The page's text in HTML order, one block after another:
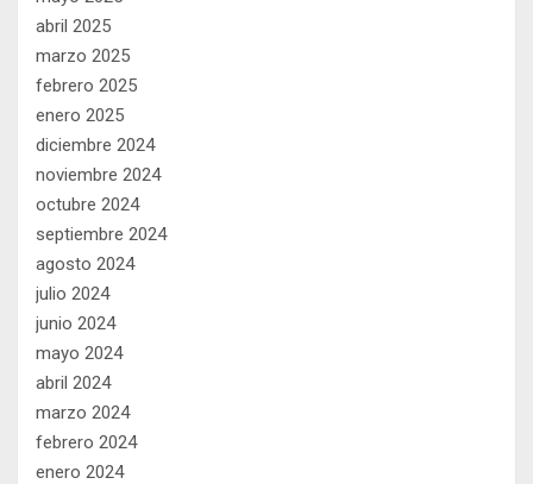
abril 2025
marzo 2025
febrero 2025
enero 2025
diciembre 2024
noviembre 2024
octubre 2024
septiembre 2024
agosto 2024
julio 2024
junio 2024
mayo 2024
abril 2024
marzo 2024
febrero 2024
enero 2024